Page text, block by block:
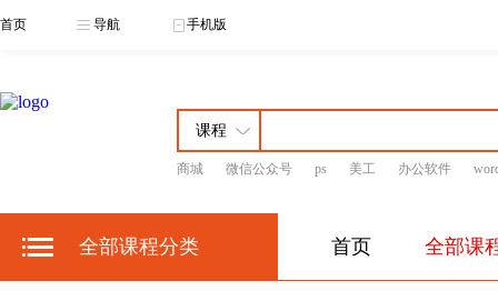
首页 导航 手机版
商城 微信公众号 ps 美工 办公软件
全部课程分类 首页 全部课